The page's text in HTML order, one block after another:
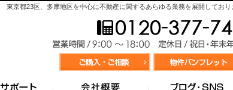
東京都23区、多摩地区を中心に不動産に関するあらゆる業務を展開しており
資料請求・お問